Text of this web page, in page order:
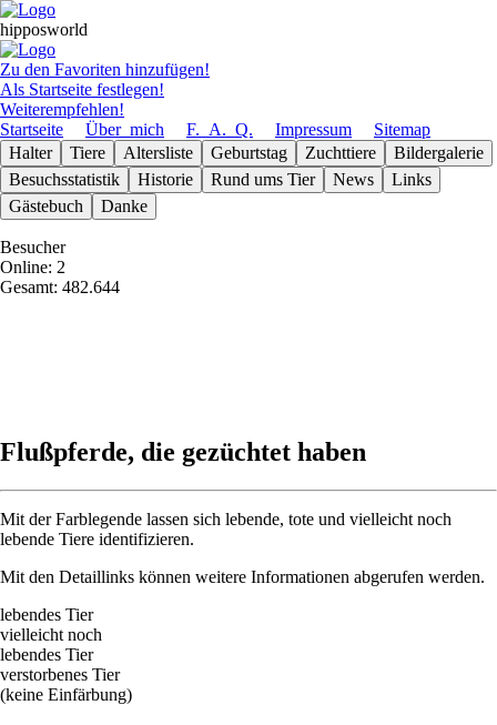
hipposworld
Zu den Favoriten hinzufügen!
Als Startseite festlegen!
Weiterempfehlen!
Startseite
Über_mich F._A._Q. Impressum
Sitemap
Halter
Tiere Altersliste Geburts­tag Zuchttiere
Bilder­galerie
Besuchs­statistik
Historie Rund ums Tier News
Links
Gäste­buch
Danke
Besucher
Online: 2
Gesamt: 482.644
Flußpferde, die gezüchtet haben
Mit der Farblegende lassen sich lebende, tote und vielleicht noch
lebende Tiere identifizieren.
Mit den Detaillinks können weitere Informationen abgerufen werden.
lebendes Tier
vielleicht noch
lebendes Tier
verstorbenes Tier
(keine Einfärbung)